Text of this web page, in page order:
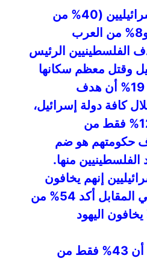
ويرى 35% من الإسرائيليين (40% من
اليهود الإسرائيليين و8% من العرب
الفلسطينيين الرئيس
وقتل معظم سكانها
اليهود، وقالت نسبة 19% أن هدف
كافة دولة إسرائيل،
في المقابل يعتقد 12% فقط من
حكومتهم هو ضم
الفلسطينيين منها.
إنهم يخافون
من الفلسطينيين، في المقابل أكد 54% من
يخافون اليهود
وأشارت النتائج إلى أن 43% فقط من